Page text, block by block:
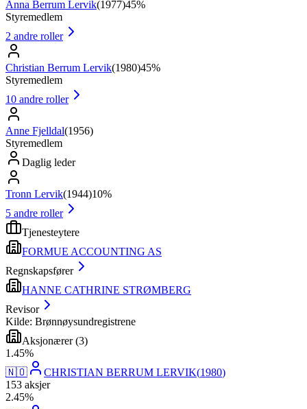
Anna Berrum Lervik(1977)45%
Styremedlem
2 andre roller
Christian Berrum Lervik(1980)45%
Styremedlem
10 andre roller
Anne Fjelldal(1956)
Styremedlem
Daglig leder
Tronn Lervik(1944)10%
5 andre roller
Tjenesteytere
FORMUE ACCOUNTING AS
Regnskapsfører
HANNE CATHRINE STRØMBERG
Revisor
Kilde: Brønnøysundregistrene
Aksjonærer(3)
1 .45%
🇳🇴
CHRISTIAN BERRUM LERVIK(1980)
153 aksjer
2.45%